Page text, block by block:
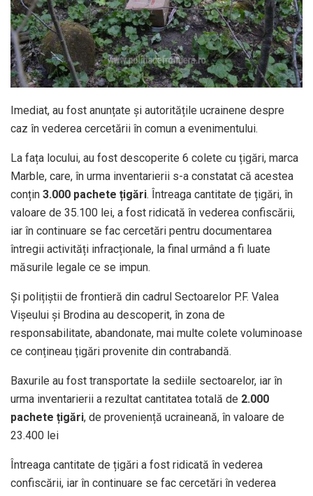
Imediat, au fost anunțate și autoritățile ucrainene despre
caz în vederea cercetării în comun a evenimentului.
La fața locului, au fost descoperite 6 colete cu țigări, marca
Marble, care, în urma inventarierii s-a constatat că acestea
conțin 3.000 pachete țigări. Întreaga cantitate de țigări, în
valoare de 35.100 lei, a fost ridicată în vederea confiscării,
iar în continuare se fac cercetări pentru documentarea
întregii activități infracționale, la final urmând a fi luate
măsurile legale ce se impun.
Și polițiștii de frontieră din cadrul Sectoarelor P.F. Valea
Vișeului și Brodina au descoperit, în zona de
responsabilitate, abandonate, mai multe colete voluminoase
ce conțineau țigări provenite din contrabandă.
Baxurile au fost transportate la sediile sectoarelor, iar în
urma inventarierii a rezultat cantitatea totală de 2.000
pachete țigări, de proveniență ucraineană, în valoare de
23.400 lei
Întreaga cantitate de țigări a fost ridicată în vederea
confiscării, iar în continuare se fac cercetări în vederea